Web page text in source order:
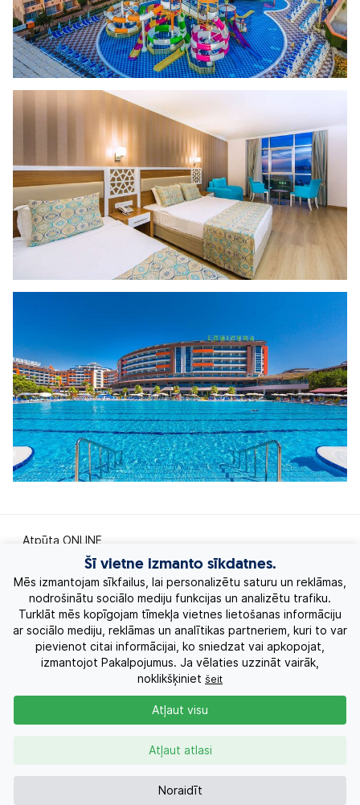
Atpūta ONLINE
Ekskursiju ceļojumi
Eksotiskie ceļojumi
Labākie piedāvājumi
Kruīzi
Kontakti
Šī vietne izmanto sīkdatnes.
Mēs izmantojam sīkfailus, lai personalizētu saturu un reklāmas,
nodrošinātu sociālo mediju funkcijas un analizētu trafiku.
Turklāt mēs kopīgojam tīmekļa vietnes lietošanas informāciju
ar sociālo mediju, reklāmas un analītikas partneriem, kuri to var
pievienot citai informācijai, ko sniedzat vai apkopojat,
izmantojot Pakalpojumus. Ja vēlaties uzzināt vairāk,
noklikšķiniet šeit
Noraidīt
Atļaut atlasi
Atļaut visu